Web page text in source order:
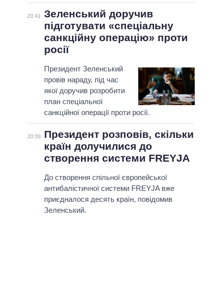
20:41
Зеленський доручив
підготувати «спеціальну
санкційну операцію» проти
росії
Президент Зеленський
провів нараду, під час
якої доручив розробити
план спеціальної
санкційної операції проти росії.
20:39
Президент розповів, скільки
країн долучилися до
створення системи FREYJA
До створення спільної європейської
антибалістичної системи FREYJA вже
приєдналося десять країн, повідомив
Зеленський.